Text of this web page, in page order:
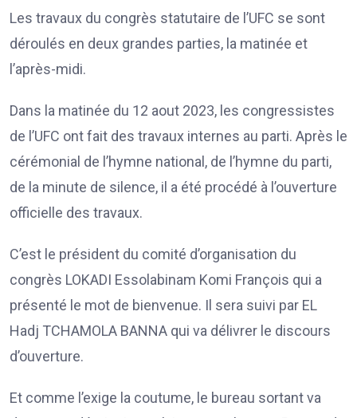
Les travaux du congrès statutaire de l’UFC se sont
déroulés en deux grandes parties, la matinée et
l’après-midi.
Dans la matinée du 12 aout 2023, les congressistes
de l’UFC ont fait des travaux internes au parti. Après le
cérémonial de l’hymne national, de l’hymne du parti,
de la minute de silence, il a été procédé à l’ouverture
officielle des travaux.
C’est le président du comité d’organisation du
congrès LOKADI Essolabinam Komi François qui a
présenté le mot de bienvenue. Il sera suivi par EL
Hadj TCHAMOLA BANNA qui va délivrer le discours
d’ouverture.
Et comme l’exige la coutume, le bureau sortant va